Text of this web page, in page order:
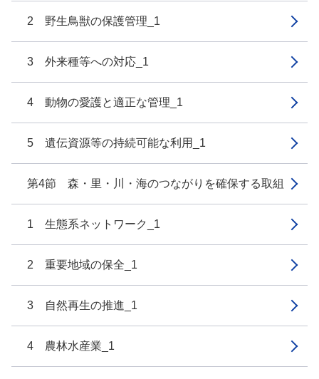
2 野生鳥獣の保護管理_1
3 外来種等への対応_1
4 動物の愛護と適正な管理_1
5 遺伝資源等の持続可能な利用_1
第4節 森・里・川・海のつながりを確保する取組
1 生態系ネットワーク_1
2 重要地域の保全_1
3 自然再生の推進_1
4 農林水産業_1